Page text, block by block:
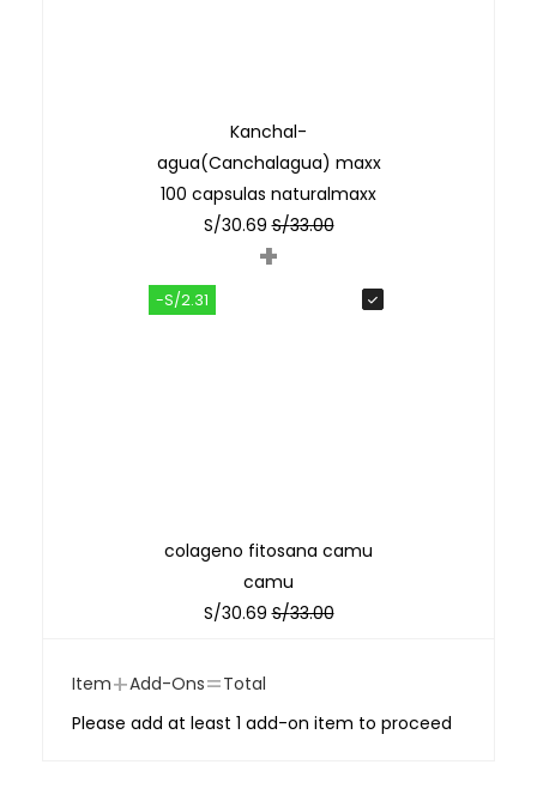
Kanchal-
agua(Canchalagua) maxx
100 capsulas naturalmaxx
S/30.69 S/33.00
+
-S/2.31
colageno fitosana camu
camu
S/30.69 S/33.00
Item+Add-Ons=Total
Please add at least 1 add-on item to proceed